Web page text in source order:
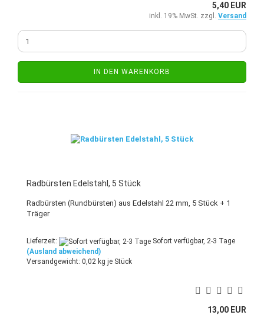
5,40 EUR
inkl. 19% MwSt. zzgl. Versand
IN DEN WARENKORB
Radbürsten Edelstahl, 5 Stück
Radbürsten (Rundbürsten) aus Edelstahl 22 mm, 5 Stück + 1
Träger
Lieferzeit:
Sofort verfügbar, 2-3 Tage
(Ausland abweichend)
Versandgewicht: 0,02 kg je Stück
13,00 EUR